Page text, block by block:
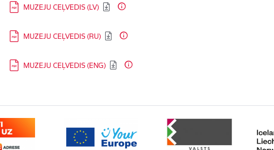
Lejupielādēt:
MUZEJU CEĻVEDIS (LV)
Lejupielādēt:
MUZEJU CEĻVEDIS (RU)
Lejupielādēt:
MUZEJU CEĻVEDIS (ENG)